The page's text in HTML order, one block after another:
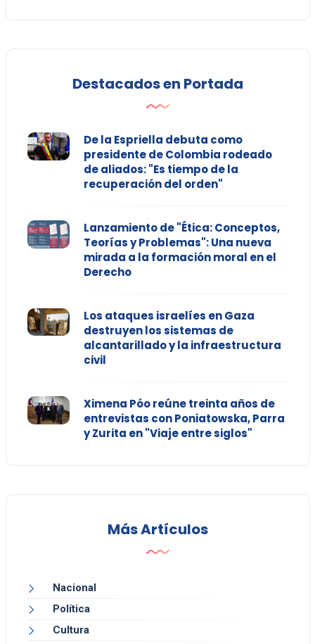
Destacados en Portada
De la Espriella debuta como
presidente de Colombia rodeado
de aliados: "Es tiempo de la
recuperación del orden"
Lanzamiento de "Ética: Conceptos,
Teorías y Problemas": Una nueva
mirada a la formación moral en el
Derecho
Los ataques israelíes en Gaza
destruyen los sistemas de
alcantarillado y la infraestructura
civil
Ximena Póo reúne treinta años de
entrevistas con Poniatowska, Parra
y Zurita en "Viaje entre siglos"
Más Artículos
Nacional
Política
Cultura